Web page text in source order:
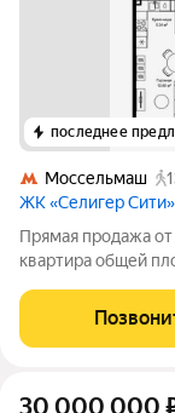
последнее
Моссельмаш
ЖК «Селигер Сити»
Прямая продажа
квартира общей
Селигер Сити это уютное пространство, где предусмотрена
застройка разной
30 000 000